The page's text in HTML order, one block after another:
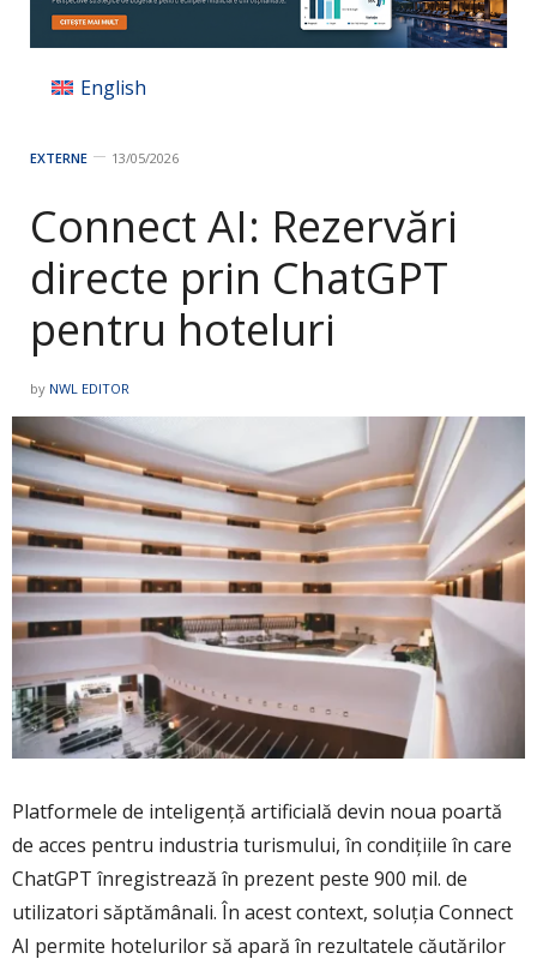
English
EXTERNE 13/05/2026
Connect AI: Rezervări
directe prin ChatGPT
pentru hoteluri
by NWL EDITOR
Platformele de inteligență artificială devin noua poartă
de acces pentru industria turismului, în condițiile în care
ChatGPT înregistrează în prezent peste 900 mil. de
utilizatori săptămânali. În acest context, soluția Connect
AI permite hotelurilor să apară în rezultatele căutărilor